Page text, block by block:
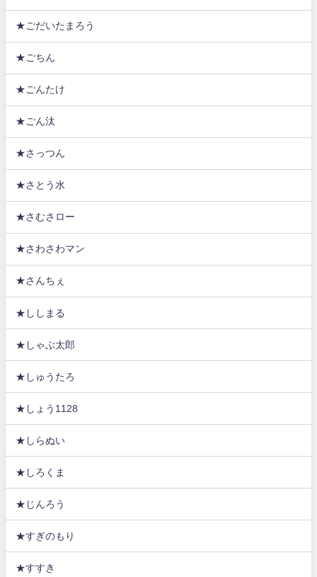
★ごだいたまろう
★ごちん
★ごんたけ
★ごん汰
★さっつん
★さとう水
★さむさロー
★さわさわマン
★さんちぇ
★ししまる
★しゃぶ太郎
★しゅうたろ
★しょう1128
★しらぬい
★しろくま
★じんろう
★すぎのもり
★すすき